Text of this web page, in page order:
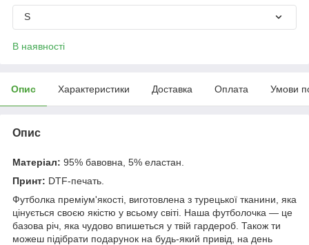
S
В наявності
Опис Характеристики Доставка Оплата Умови
Опис
Матеріал: 95% бавовна, 5% еластан.
Принт: DTF-печать.
Футболка преміум'якості, виготовлена з турецької тканини, яка
цінується своєю якістю у всьому світі. Наша футболочка — це
базова річ, яка чудово впишеться у твій гардероб. Також ти
можеш підібрати подарунок на будь-який привід, на день